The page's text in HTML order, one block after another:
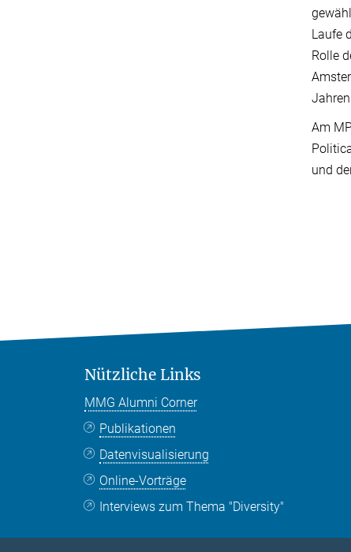
Laufe
Rolle
Am
und
Nützliche Links
MMG Alumni Corner
Publikationen
Datenvisualisierung
Online-Vorträge
Interviews zum Thema "Diversity"